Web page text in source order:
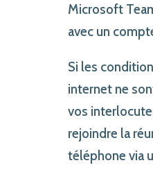
Microsoft
avec un
Si les
internet ne
vos
rejoindre la
téléphone via